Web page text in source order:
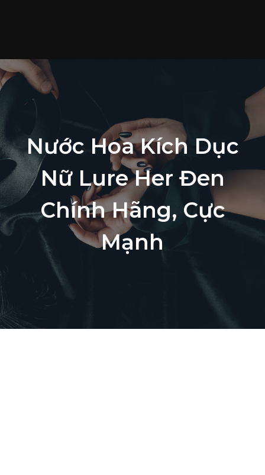
Nước Hoa Kích Dục
Nữ Lure Her Đen
Chính Hãng, Cực
Mạnh